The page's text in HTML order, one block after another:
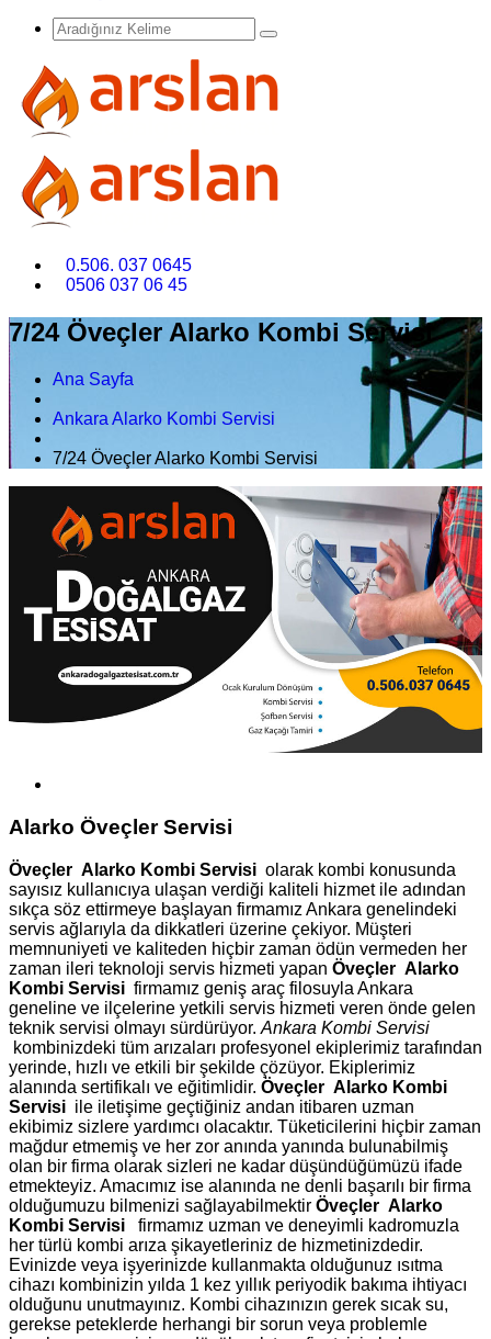
0.506. 037 0645
0506 037 06 45
7/24 Öveçler Alarko Kombi Servisi
Ana Sayfa
Ankara Alarko Kombi Servisi
7/24 Öveçler Alarko Kombi Servisi
Alarko Öveçler Servisi
Öveçler Alarko Kombi Servisi olarak kombi konusunda
sayısız kullanıcıya ulaşan verdiği kaliteli hizmet ile adından
sıkça söz ettirmeye başlayan firmamız Ankara genelindeki
servis ağlarıyla da dikkatleri üzerine çekiyor. Müşteri
memnuniyeti ve kaliteden hiçbir zaman ödün vermeden her
zaman ileri teknoloji servis hizmeti yapan Öveçler Alarko
Kombi Servisi firmamız geniş araç filosuyla Ankara
geneline ve ilçelerine yetkili servis hizmeti veren önde gelen
teknik servisi olmayı sürdürüyor. Ankara Kombi Servisi
kombinizdeki tüm arızaları profesyonel ekiplerimiz tarafından
yerinde, hızlı ve etkili bir şekilde çözüyor. Ekiplerimiz
alanında sertifikalı ve eğitimlidir. Öveçler Alarko Kombi
Servisi ile iletişime geçtiğiniz andan itibaren uzman
ekibimiz sizlere yardımcı olacaktır. Tüketicilerini hiçbir zaman
mağdur etmemiş ve her zor anında yanında bulunabilmiş
olan bir firma olarak sizleri ne kadar düşündüğümüzü ifade
etmekteyiz. Amacımız ise alanında ne denli başarılı bir firma
olduğumuzu bilmenizi sağlayabilmektir Öveçler Alarko
Kombi Servisi
firmamız uzman ve deneyimli kadromuzla
her türlü kombi arıza şikayetleriniz de hizmetinizdedir.
Evinizde veya işyerinizde kullanmakta olduğunuz ısıtma
cihazı kombinizin yılda 1 kez yıllık periyodik bakıma ihtiyacı
olduğunu unutmayınız. Kombi cihazınızın gerek sıcak su,
gerekse peteklerde herhangi bir sorun veya problemle